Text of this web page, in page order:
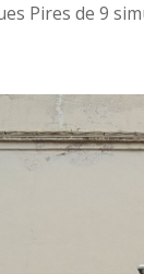
Pires de 9